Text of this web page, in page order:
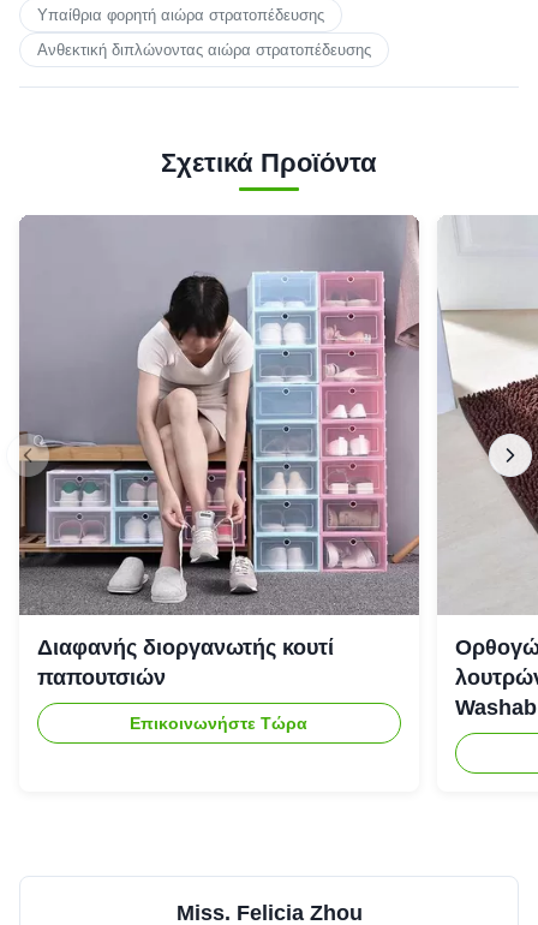
Υπαίθρια φορητή αιώρα στρατοπέδευσης
Ανθεκτική διπλώνοντας αιώρα στρατοπέδευσης
Σχετικά Προϊόντα
Διαφανής διοργανωτής κουτί
παπουτσιών
Επικοινωνήστε Τώρα
Miss. Felicia Zhou